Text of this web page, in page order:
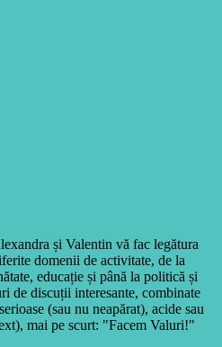
și Valentin vă fac legătura
domenii de activitate, de la
educație și până la politică și
de discuții interesante, combinate
(sau nu neapărat), acide sau
mai pe scurt: "Facem Valuri!"